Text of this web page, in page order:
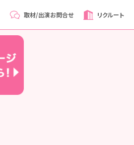
取材/出演お問合せ リクルート